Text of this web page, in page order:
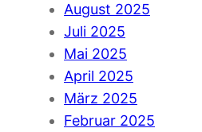
August 2025
Juli 2025
Mai 2025
April 2025
März 2025
Februar 2025